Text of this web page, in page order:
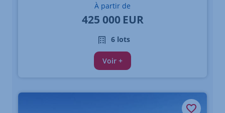
À partir de
425 000 EUR
6 lots
Voir +